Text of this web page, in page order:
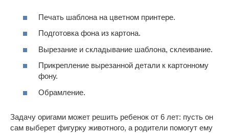
Печать шаблона на цветном принтере.
Подготовка фона из картона.
Вырезание и складывание шаблона, склеивание.
Прикрепление вырезанной детали к картонному
фону.
Обрамление.
Задачу оригами может решить ребенок от 6 лет: пусть он
сам выберет фигурку животного, а родители помогут ему